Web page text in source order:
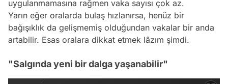
uygulanmamasına rağmen vaka sayısı çok az.
Yarın eğer oralarda bulaş hızlanırsa, henüz bir
bağışıklık da gelişmemiş olduğundan vakalar bir anda
artabilir. Esas oralara dikkat etmek lâzım şimdi.
"Salgında yeni bir dalga yaşanabilir"